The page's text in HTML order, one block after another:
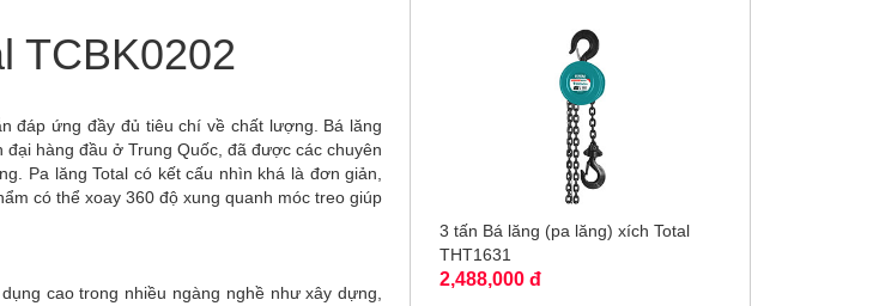
TCBK0202
đáp ứng đầy đủ tiêu chí về chất lượng. Bá lăng
hàng đầu ở Trung Quốc, đã được các chuyên
Pa lăng Total có kết cấu nhìn khá là đơn giản,
có thể xoay 360 độ xung quanh móc treo giúp
cao trong nhiều ngàng nghề như xây dựng,
3 tấn Bá lăng (pa lăng) xích Total
THT1631
2,488,000 đ